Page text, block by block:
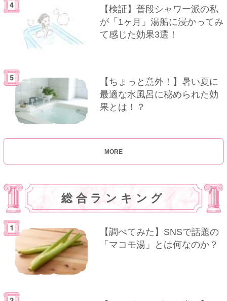
【検証】普段シャワー派の私
が「1ヶ月」湯船に浸かってみ
て感じた効果3選！
【ちょっと意外！】暑い夏に
最適な水風呂に秘められた効
果とは！？
MORE
総合ランキング
【調べてみた】SNSで話題の
「マコモ湯」とは何なのか？